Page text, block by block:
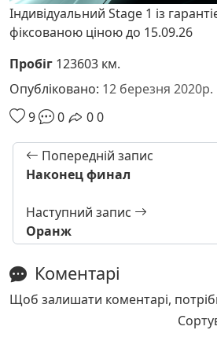
Індивідуальний Stage 1 із
фіксованою ціною до 15.09.26
Пробіг 123603 км.
Опубліковано: 12 березня 2020р.
9
0 00
Попередній запис
Наконец финал
Наступний запис
Оранж
Коментарі
Щоб залишати коментарі,